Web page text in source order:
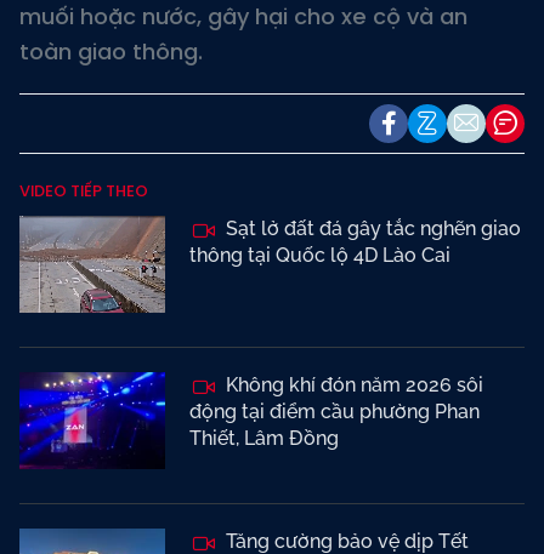
muối hoặc nước, gây hại cho xe cộ và an
toàn giao thông.
VIDEO TIẾP THEO
Sạt lở đất đá gây tắc nghẽn giao
thông tại Quốc lộ 4D Lào Cai
Không khí đón năm 2026 sôi
động tại điểm cầu phường Phan
Thiết, Lâm Đồng
Tăng cường bảo vệ dịp Tết